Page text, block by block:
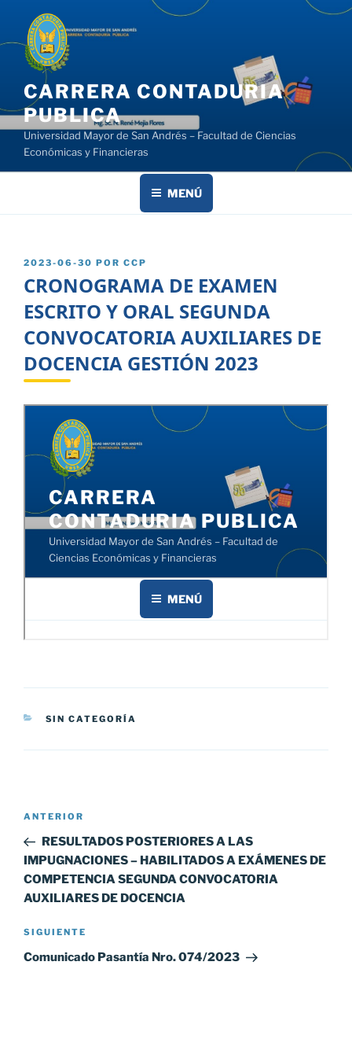
contenido
CARRERA CONTADURIA
PUBLICA
Universidad Mayor de San Andrés – Facultad de Ciencias
Económicas y Financieras
MENÚ
PUBLICADO
2023-06-30 POR CCP
CRONOGRAMA DE EXAMEN
ESCRITO Y ORAL SEGUNDA
CONVOCATORIA AUXILIARES DE
DOCENCIA GESTIÓN 2023
CATEGORÍAS
SIN CATEGORÍA
Navegación
entradas
Entrada
anterior:
ANTERIOR
RESULTADOS POSTERIORES A LAS
IMPUGNACIONES – HABILITADOS A EXÁMENES DE
COMPETENCIA SEGUNDA CONVOCATORIA
AUXILIARES DE DOCENCIA
Siguiente
entrada
SIGUIENTE
Comunicado Pasantía Nro. 074/2023